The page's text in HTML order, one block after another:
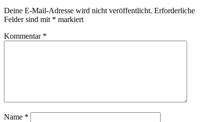
Deine E-Mail-Adresse wird nicht veröffentlicht. Erforderliche
Felder sind mit * markiert
Kommentar *
Name *